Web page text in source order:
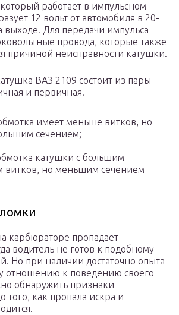
работает в импульсном
12 вольт от автомобиля в 20-
выходе. Для передачи импульса
провода, которые также
причиной неисправности катушки.
ВАЗ 2109 состоит из пары
и первичная.
имеет меньше витков, но
сечением;
катушки с большим
витков, но меньшим сечением
карбюраторе пропадает
водитель не готов к подобному
Но при наличии достаточно опыта
отношению к поведению своего
обнаружить признаки
того, как пропала искра и